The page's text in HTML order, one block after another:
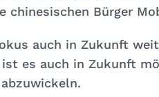
chinesischen Bürger
auch in Zukunft
ist es auch in Zukunft